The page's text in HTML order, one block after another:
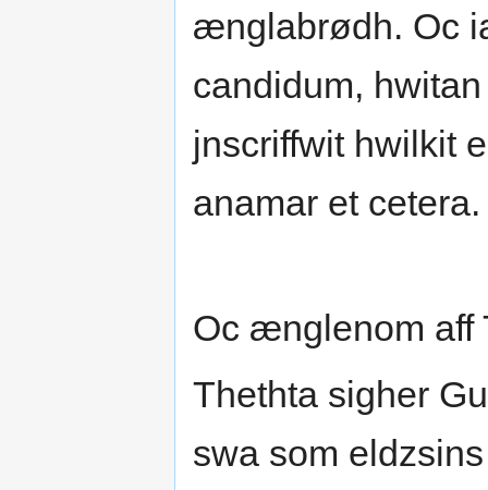
ænglabrødh. Oc
candidum,
jnscriffwit hwilkit
anamar et cetera.
Oc ænglenom aff
Thethta sigher
swa som